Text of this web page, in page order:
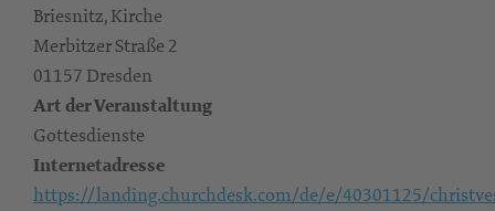
Briesnitz, Kirche
Merbitzer Straße 2
01157 Dresden
Art der Veranstaltung
Gottesdienste
Internetadresse
https://landing.churchdesk.com/de/e/40301125/